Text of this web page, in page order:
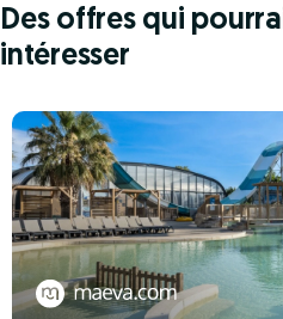
Des offres qui
intéresser